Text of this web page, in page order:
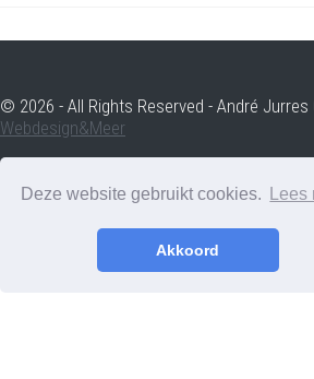
Deze website gebruikt cookies.
Akkoord
© 2026 - All Rights Reserved - André
Webdesign&Meer